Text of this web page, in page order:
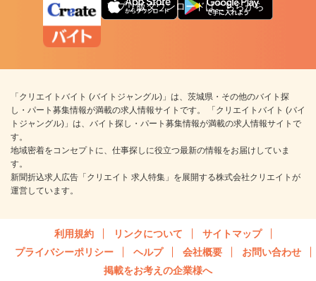
アプリ版ダウンロードはこちらから
「クリエイトバイト (バイトジャングル)」は、茨城県・その他のバイト探
し・パート募集情報が満載の求人情報サイトです。 「クリエイトバイト (バイ
トジャングル)」は、バイト探し・パート募集情報が満載の求人情報サイトで
す。
地域密着をコンセプトに、仕事探しに役立つ最新の情報をお届けしていま
す。
新聞折込求人広告「クリエイト 求人特集」を展開する株式会社クリエイトが
運営しています。
利用規約 リンクについて
サイトマップ
プライバシーポリシー
ヘルプ 会社概要
お問い合わせ
掲載をお考えの企業様へ